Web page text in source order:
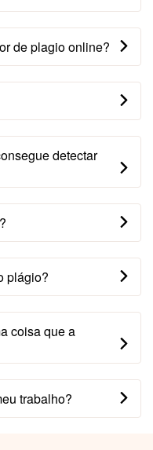
de plagio online?
detectar
plágio?
coisa que a
trabalho?